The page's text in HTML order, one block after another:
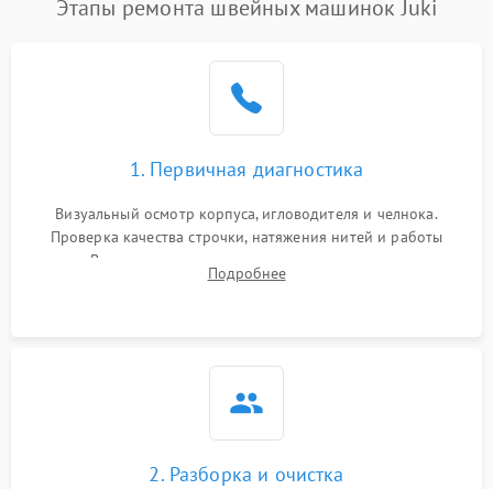
Этапы ремонта швейных машинок Juki
1. Первичная диагностика
Визуальный осмотр корпуса, игловодителя и челнока.
Проверка качества строчки, натяжения нитей и работы
педали. Выявление посторонних стуков, пропусков стежков,
обрывов нити или заклинивания механизмов на тестовом
Подробнее
2. Разборка и очистка